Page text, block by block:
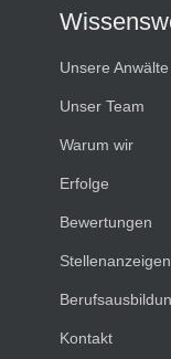
Unsere Anwälte
Unser Team
Warum wir
Erfolge
Bewertungen
Stellenanzeigen
Kontakt